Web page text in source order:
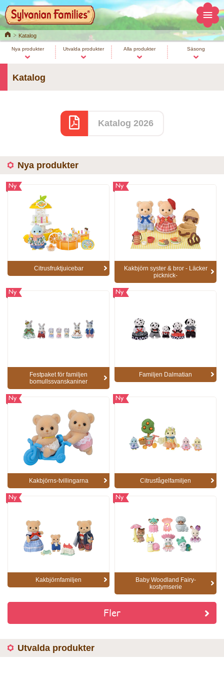
HomeKatalog
Nya produkter Utvalda produkter Alla produkter Säsong
Katalog
Katalog 2026
Nya produkter
Ny
Citrusfruktjuicebar
Ny
Kakbjörn syster & bror - Läcker
picknick-
Ny
Festpaket för familjen
bomullssvanskaniner
Ny
Familjen Dalmatian
Ny
Kakbjörns-tvillingarna
Ny
Citrusfågelfamiljen
Ny
Kakbjörnfamiljen
Ny
Baby Woodland Fairy-
kostymserie
Fler
Utvalda produkter